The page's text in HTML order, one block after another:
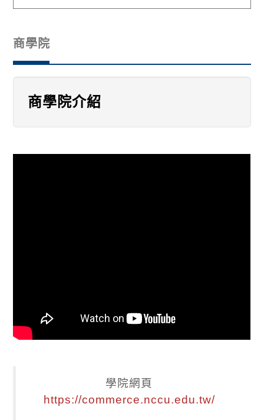
商學院
商學院介紹
學院網頁
https://commerce.nccu.edu.tw/